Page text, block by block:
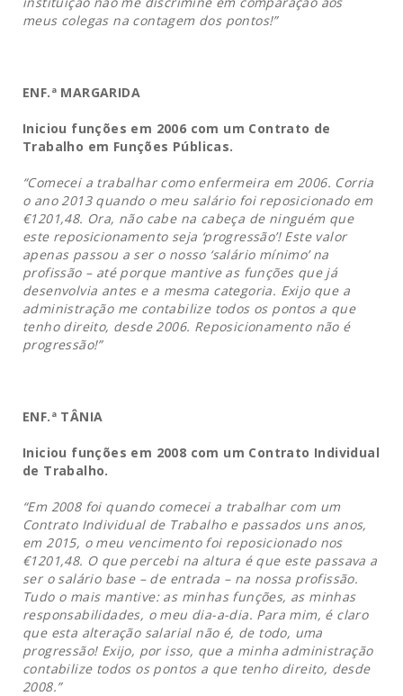
meus colegas na contagem dos pontos!”
ENF.ª MARGARIDA
Iniciou funções em 2006 com um Contrato de
Trabalho em Funções Públicas.
“Comecei a trabalhar como enfermeira em 2006. Corria
o ano 2013 quando o meu salário foi reposicionado em
€1201,48. Ora, não cabe na cabeça de ninguém que
este reposicionamento seja ‘progressão’! Este valor
apenas passou a ser o nosso ‘salário mínimo’ na
profissão – até porque mantive as funções que já
desenvolvia antes e a mesma categoria. Exijo que a
administração me contabilize todos os pontos a que
tenho direito, desde 2006. Reposicionamento não é
progressão!”
ENF.ª TÂNIA
Iniciou funções em 2008 com um Contrato Individual
de Trabalho.
“Em 2008 foi quando comecei a trabalhar com um
Contrato Individual de Trabalho e passados uns anos,
em 2015, o meu vencimento foi reposicionado nos
€1201,48. O que percebi na altura é que este passava a
ser o salário base – de entrada – na nossa profissão.
Tudo o mais mantive: as minhas funções, as minhas
responsabilidades, o meu dia-a-dia. Para mim, é claro
que esta alteração salarial não é, de todo, uma
progressão! Exijo, por isso, que a minha administração
contabilize todos os pontos a que tenho direito, desde
2008.”